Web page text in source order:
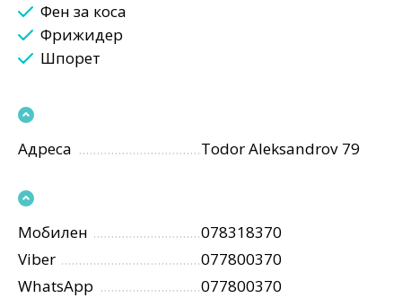
Фен за коса
Фрижидер
Шпорет
Адреса Todor Aleksandrov 79
Мобилен
078318370
Viber
077800370
WhatsApp
077800370